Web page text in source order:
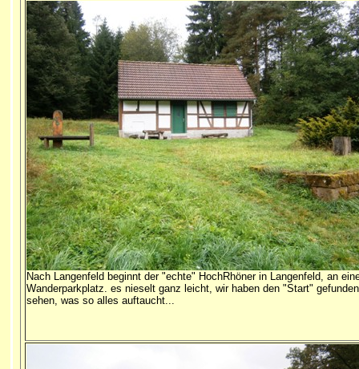
Nach Langenfeld beginnt der "echte" HochRhöner in Langenfeld, an
Wanderparkplatz. es nieselt ganz leicht, wir haben den "Start"
sehen, was so alles auftaucht...